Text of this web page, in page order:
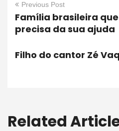
Previous Post
Família brasileira
precisa da sua ajuda
Filho do cantor Zé
Related